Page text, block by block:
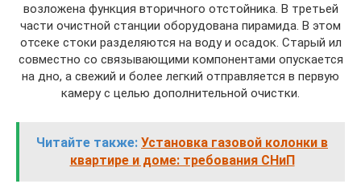
возложена функция вторичного отстойника. В третьей
части очистной станции оборудована пирамида. В этом
отсеке стоки разделяются на воду и осадок. Старый ил
совместно со связывающими компонентами опускается
на дно, а свежий и более легкий отправляется в первую
камеру с целью дополнительной очистки.
Читайте также: Установка газовой колонки в
квартире и доме: требования СНиП